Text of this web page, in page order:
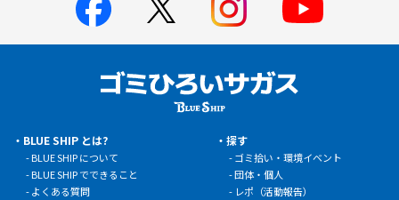
BLUE SHIP とは?
BLUE SHIP について
BLUE SHIP でできること
よくある質問
探す
ゴミ拾い・環境イベント
団体・個人
レポ（活動報告）